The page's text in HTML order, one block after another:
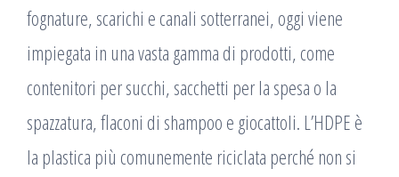
fognature, scarichi e canali sotterranei, oggi viene
impiegata in una vasta gamma di prodotti, come
contenitori per succhi, sacchetti per la spesa o la
spazzatura, flaconi di shampoo e giocattoli. L’HDPE è
la plastica più comunemente riciclata perché non si